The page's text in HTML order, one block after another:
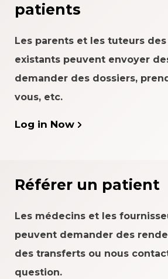
patients
Les parents et les tuteurs
existants peuvent envoyer
demander des dossiers,
vous, etc.
Log in Now
Référer un patient
Les médecins et les
peuvent demander des
des transferts ou nous
question.